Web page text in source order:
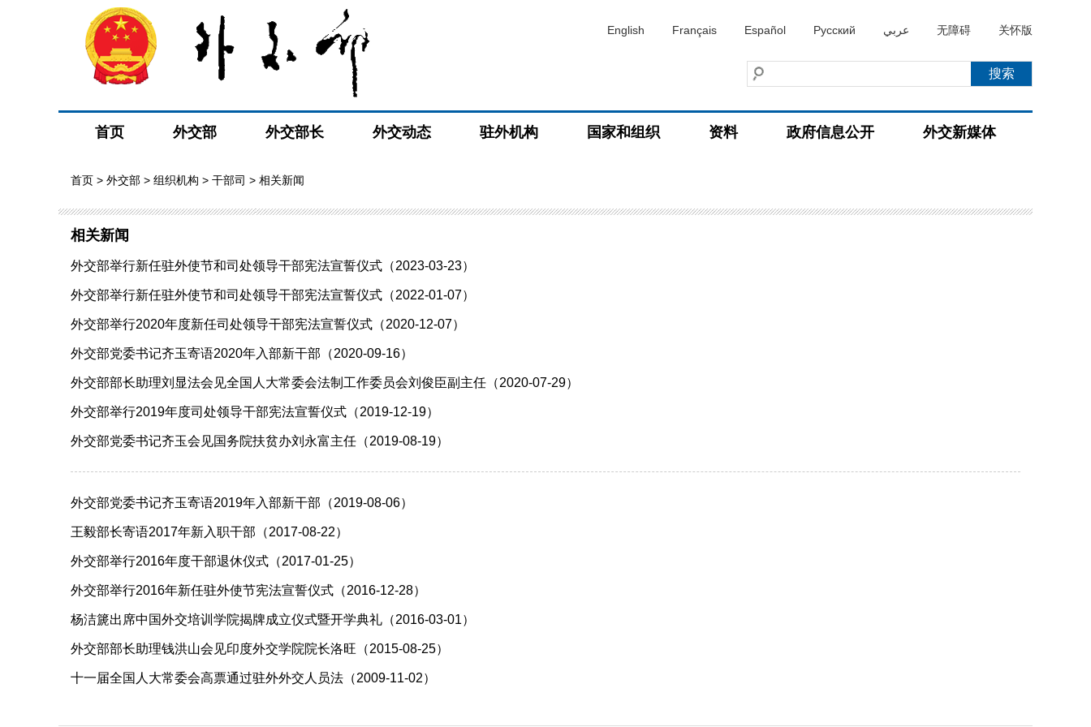
English Français Español Русский عربي 无障碍 关怀版
首页 外交部 外交部长 外交动态 驻外机构 国家和组织 资料 政府信息公开 外交新媒体
首页 > 外交部 > 组织机构 > 干部司 > 相关新闻
相关新闻
外交部举行新任驻外使节和司处领导干部宪法宣誓仪式（2023-03-23）
外交部举行新任驻外使节和司处领导干部宪法宣誓仪式（2022-01-07）
外交部举行2020年度新任司处领导干部宪法宣誓仪式（2020-12-07）
外交部党委书记齐玉寄语2020年入部新干部（2020-09-16）
外交部部长助理刘显法会见全国人大常委会法制工作委员会刘俊臣副主任（2020-07-29）
外交部举行2019年度司处领导干部宪法宣誓仪式（2019-12-19）
外交部党委书记齐玉会见国务院扶贫办刘永富主任（2019-08-19）
外交部党委书记齐玉寄语2019年入部新干部（2019-08-06）
王毅部长寄语2017年新入职干部（2017-08-22）
外交部举行2016年度干部退休仪式（2017-01-25）
外交部举行2016年新任驻外使节宪法宣誓仪式（2016-12-28）
杨洁篪出席中国外交培训学院揭牌成立仪式暨开学典礼（2016-03-01）
外交部部长助理钱洪山会见印度外交学院院长洛旺（2015-08-25）
十一届全国人大常委会高票通过驻外外交人员法（2009-11-02）